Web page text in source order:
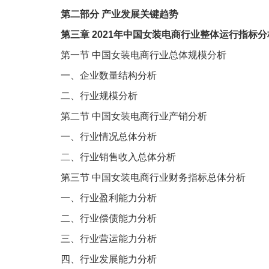
第二部分 产业发展关键趋势
第三章 2021年中国女装电商行业整体运行指标分
第一节 中国女装电商行业总体规模分析
一、企业数量结构分析
二、行业规模分析
第二节 中国女装电商行业产销分析
一、行业情况总体分析
二、行业销售收入总体分析
第三节 中国女装电商行业财务指标总体分析
一、行业盈利能力分析
二、行业偿债能力分析
三、行业营运能力分析
四、行业发展能力分析